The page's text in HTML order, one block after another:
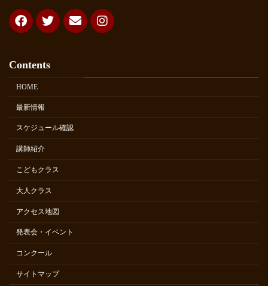
Contents
HOME
最新情報
スケジュール確認
講師紹介
こどもクラス
大人クラス
アクセス地図
発表会・イベント
コンクール
サイトマップ